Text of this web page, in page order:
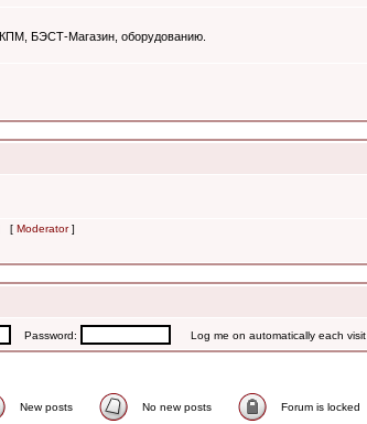
БЭСТ-Магазин, оборудованию.
[ Moderator]
Password: Log me on automatically each visit
New posts No new posts Forum is locked